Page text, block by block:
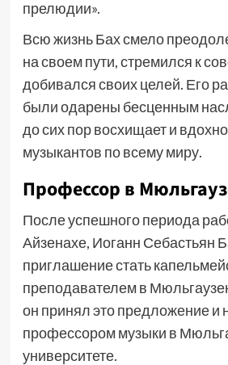
прелюдии».
Всю жизнь Бах смело
на своем пути, стремился к
добивался своих целей. Его
были одарены бесценным
до сих пор восхищает и
музыкантов по всему миру.
Профессор в
После успешного периода
Айзенахе, Иоганн Себастьян
приглашение стать
преподавателем в
он принял это предложение и
профессором музыки в
университете.